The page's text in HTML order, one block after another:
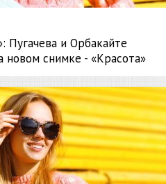
Пугачева и Орбакайте
новом снимке - «Красота»